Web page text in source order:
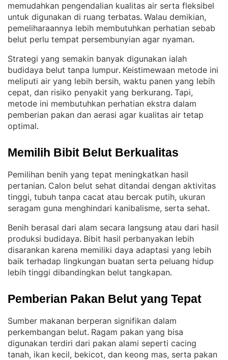
memudahkan pengendalian kualitas air serta fleksibel
untuk digunakan di ruang terbatas. Walau demikian,
pemeliharaannya lebih membutuhkan perhatian sebab
belut perlu tempat persembunyian agar nyaman.
Strategi yang semakin banyak digunakan ialah
budidaya belut tanpa lumpur. Keistimewaan metode ini
meliputi air yang lebih bersih, waktu panen yang lebih
cepat, dan risiko penyakit yang berkurang. Tapi,
metode ini membutuhkan perhatian ekstra dalam
pemberian pakan dan aerasi agar kualitas air tetap
optimal.
Memilih Bibit Belut Berkualitas
Pemilihan benih yang tepat meningkatkan hasil
pertanian. Calon belut sehat ditandai dengan aktivitas
tinggi, tubuh tanpa cacat atau bercak putih, ukuran
seragam guna menghindari kanibalisme, serta sehat.
Benih berasal dari alam secara langsung atau dari hasil
produksi budidaya. Bibit hasil perbanyakan lebih
disarankan karena memiliki daya adaptasi yang lebih
baik terhadap lingkungan buatan serta peluang hidup
lebih tinggi dibandingkan belut tangkapan.
Pemberian Pakan Belut yang Tepat
Sumber makanan berperan signifikan dalam
perkembangan belut. Ragam pakan yang bisa
digunakan terdiri dari pakan alami seperti cacing
tanah, ikan kecil, bekicot, dan keong mas, serta pakan